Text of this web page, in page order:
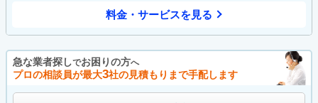
料金・サービスを見る
急な業者探しでお困りの方へ
プロの相談員が最大3社の見積もりまで手配します